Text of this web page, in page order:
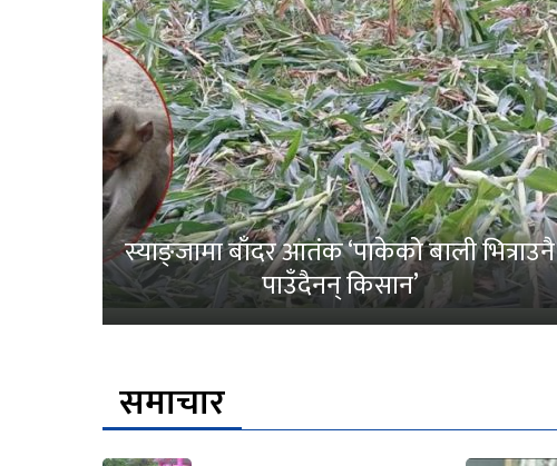
स्याङ्जामा बाँदर आतंक ‘पाकेको बाली भित्राउनै
पाउँदैनन् किसान’
समाचार